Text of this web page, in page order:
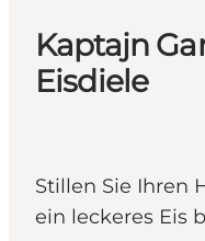
Kaptajn
Eisdiele
Stillen Sie Ihren
ein leckeres Eis